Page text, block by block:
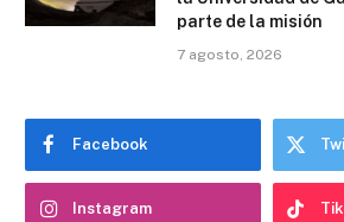
parte de la misión
7 agosto, 2026
Facebook
Instagram